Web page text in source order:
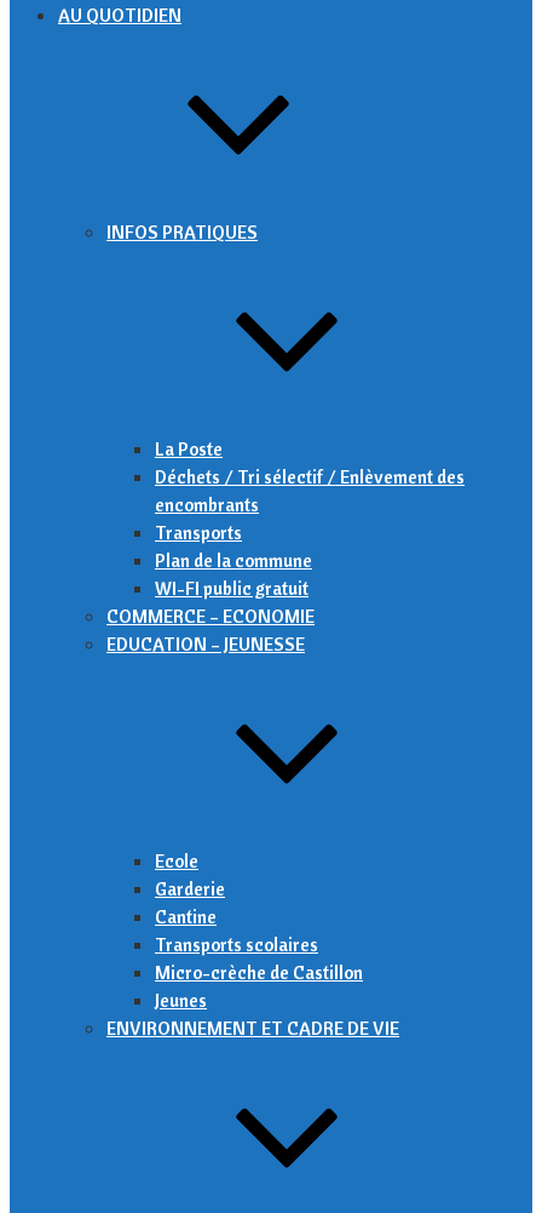
AU QUOTIDIEN
INFOS PRATIQUES
La Poste
Déchets / Tri sélectif / Enlèvement des
encombrants
Transports
Plan de la commune
WI-FI public gratuit
COMMERCE – ECONOMIE
EDUCATION – JEUNESSE
Ecole
Garderie
Cantine
Transports scolaires
Micro-crèche de Castillon
Jeunes
ENVIRONNEMENT ET CADRE DE VIE